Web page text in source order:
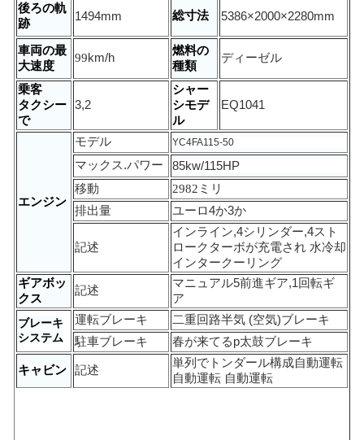
後ろの軌
跡
1494mm 総寸法 5386×2000×2280mm
車両の最
大速度
99km/h
燃料の
種類
ディーゼル
乗客
タクシー
で
3,2
シャー
シモデ
ル
EQ1041
エンジン
モデル YC4FA115-50
マックス.パワー 85kw/115HP
移動
2982 ミリ
排出量
ユーロ4か3か
記述
インライン,4シリンダー,4スト
ローク ターボが充電され 水冷却
インタークーリング
ギアボッ
クス
記述
マニュアル5前進ギア,1回転ギ
ア
ブレーキ
システム
運転ブレーキ 二重回路半気 (空気)ブレーキ
駐車ブレーキ
春が来てるp太鼓ブレーキ
キャビン 記述
単列で トンダール構成自動運転
自動運転 自動運転